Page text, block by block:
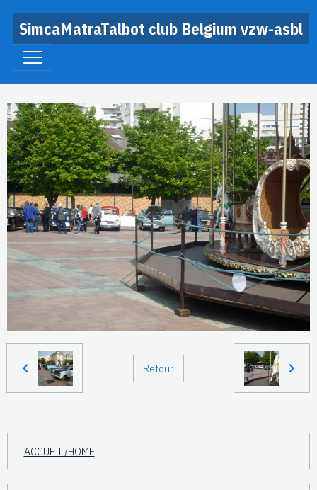
SimcaMatraTalbot club Belgium vzw-asbl
Retour
ACCUEIL/HOME